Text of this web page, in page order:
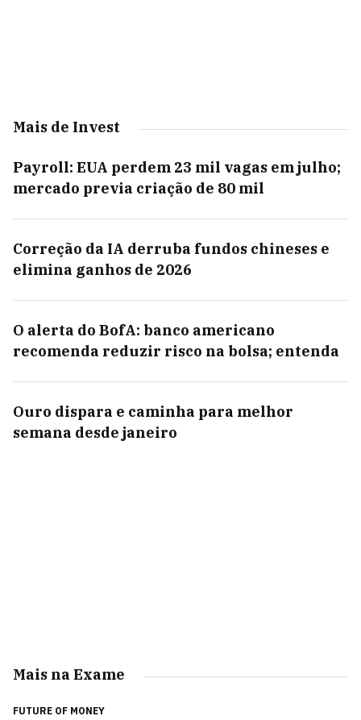
Mais de Invest
Payroll: EUA perdem 23 mil vagas em julho;
mercado previa criação de 80 mil
Correção da IA derruba fundos chineses e
elimina ganhos de 2026
O alerta do BofA: banco americano
recomenda reduzir risco na bolsa; entenda
Ouro dispara e caminha para melhor
semana desde janeiro
Mais na Exame
FUTURE OF MONEY